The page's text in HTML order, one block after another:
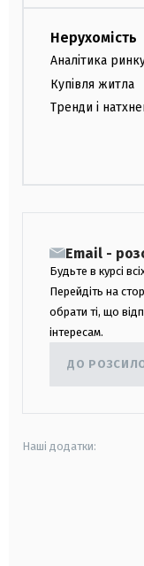
Нерухомість
Аналітика
Купівля житла
Тренди і
Email -
Будьте в курсі
Перейдіть на
обрати ті, що
інтересам.
ДО
Наші додатки: